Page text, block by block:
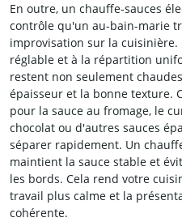
En outre, un chauffe-sauces
contrôle qu'un au-bain-marie
improvisation sur la
réglable et à la répartition
restent non seulement
épaisseur et la bonne texture.
pour la sauce au fromage, le
chocolat ou d'autres sauces
séparer rapidement. Un
maintient la sauce stable et
les bords. Cela rend votre
travail plus calme et la
cohérente.